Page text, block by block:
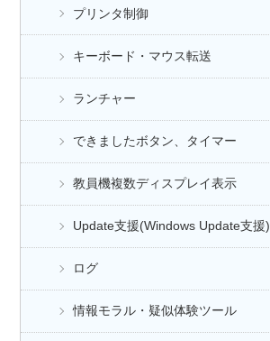
プリンタ制御
キーボード・マウス転送
ランチャー
できましたボタン、タイマー
教員機複数ディスプレイ表示
Update支援(Windows Update支援)
ログ
情報モラル・疑似体験ツール